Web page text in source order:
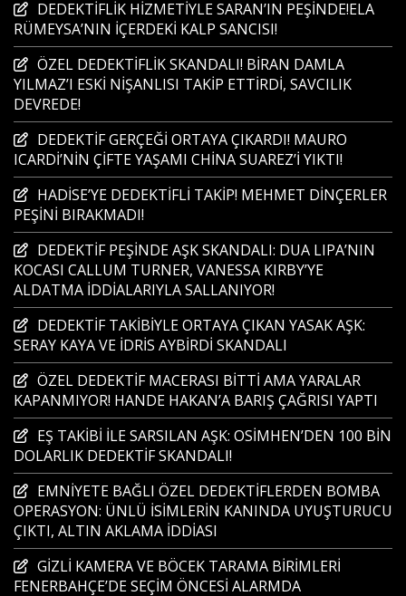
DEDEKTİFLİK HİZMETİYLE SARAN’IN PEŞİNDE!ELA
RÜMEYSA’NIN İÇERDEKİ KALP SANCISI!
ÖZEL DEDEKTİFLİK SKANDALI! BİRAN DAMLA
YILMAZ’I ESKİ NİŞANLISI TAKİP ETTİRDİ, SAVCILIK
DEVREDE!
DEDEKTİF GERÇEĞİ ORTAYA ÇIKARDI! MAURO
ICARDİ’NİN ÇİFTE YAŞAMI CHİNA SUAREZ’İ YIKTI!
HADİSE’YE DEDEKTİFLİ TAKİP! MEHMET DİNÇERLER
PEŞİNİ BIRAKMADI!
DEDEKTİF PEŞİNDE AŞK SKANDALI: DUA LIPA’NIN
KOCASI CALLUM TURNER, VANESSA KIRBY’YE
ALDATMA İDDİALARIYLA SALLANIYOR!
DEDEKTİF TAKİBİYLE ORTAYA ÇIKAN YASAK AŞK:
SERAY KAYA VE İDRİS AYBİRDİ SKANDALI
ÖZEL DEDEKTİF MACERASI BİTTİ AMA YARALAR
KAPANMIYOR! HANDE HAKAN’A BARIŞ ÇAĞRISI YAPTI
EŞ TAKİBİ İLE SARSILAN AŞK: OSİMHEN’DEN 100 BİN
DOLARLIK DEDEKTİF SKANDALI!
EMNİYETE BAĞLI ÖZEL DEDEKTİFLERDEN BOMBA
OPERASYON: ÜNLÜ İSİMLERİN KANINDA UYUŞTURUCU
ÇIKTI, ALTIN AKLAMA İDDİASI
GİZLİ KAMERA VE BÖCEK TARAMA BİRİMLERİ
FENERBAHÇE’DE SEÇİM ÖNCESİ ALARMDA